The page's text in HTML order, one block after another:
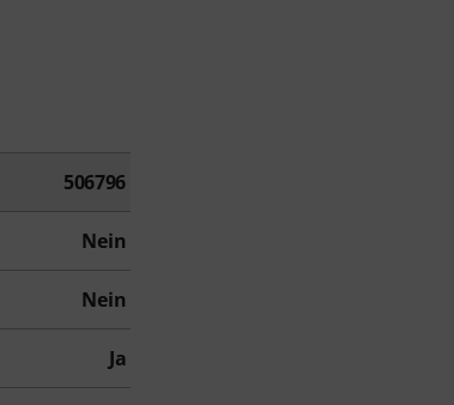
506796
Nein
Nein
Ja